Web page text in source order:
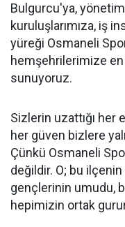
Bulgurcu'ya,
kuruluşlarımıza, iş
yüreği Osmaneli
hemşehrilerimize
sunuyoruz.
Sizlerin uzattığı her
her güven bizlere
Çünkü Osmaneli
değildir. O; bu ilçenin
gençlerinin umudu,
hepimizin ortak